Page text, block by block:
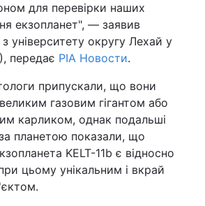
для перевірки наших
екзопланет", — заявив
університету округу Лехай у
передає РІА Новости.
припускали, що вони
газовим гігантом або
карликом, однак подальші
планетою показали, що
KELT-11b є відносно
цьому унікальним і вкрай